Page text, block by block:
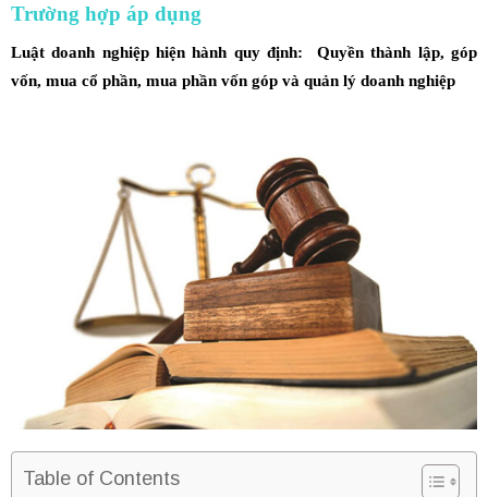
Trường hợp áp dụng
Luật doanh nghiệp hiện hành quy định: Quyền thành lập, góp
vốn, mua cổ phần, mua phần vốn góp và quản lý doanh nghiệp
Table of Contents